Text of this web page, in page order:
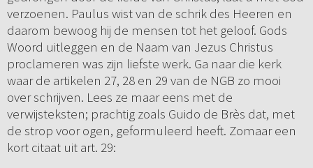
verzoenen. Paulus wist van de schrik des Heeren en
daarom bewoog hij de mensen tot het geloof. Gods
Woord uitleggen en de Naam van Jezus Christus
proclameren was zijn liefste werk. Ga naar die kerk
waar de artikelen 27, 28 en 29 van de NGB zo mooi
over schrijven. Lees ze maar eens met de
verwijsteksten; prachtig zoals Guido de Brès dat, met
de strop voor ogen, geformuleerd heeft. Zomaar een
kort citaat uit art. 29: